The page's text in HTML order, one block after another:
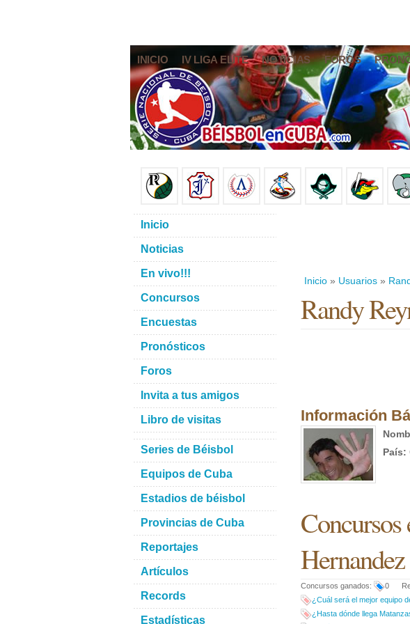
INICIO IV LIGA ELITE NOTICIAS FOROS
Inicio » Usuarios »
Randy
Información
País:
Hernandez
Concursos ganados: 0
¿Cuál será el mejor equipo
¿Hasta dónde llega
Inicio
Noticias
En vivo!!!
Concursos
Encuestas
Pronósticos
Foros
Invita a tus amigos
Libro de visitas
Series de Béisbol
Equipos de Cuba
Estadios de béisbol
Provincias de Cuba
Reportajes
Artículos
Records
Estadísticas